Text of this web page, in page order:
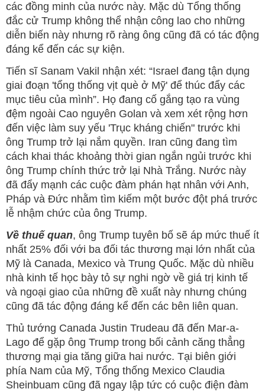
các đồng minh của nước này. Mặc dù Tổng thống
đắc cử Trump không thể nhận công lao cho những
diễn biến này nhưng rõ ràng ông cũng đã có tác động
đáng kể đến các sự kiện.
Tiến sĩ Sanam Vakil nhận xét: “Israel đang tận dụng
giai đoạn 'tổng thống vịt què ở Mỹ' để thúc đẩy các
mục tiêu của mình”. Họ đang cố gắng tạo ra vùng
đệm ngoài Cao nguyên Golan và xem xét rộng hơn
đến việc làm suy yếu 'Trục kháng chiến" trước khi
ông Trump trở lại nắm quyền. Iran cũng đang tìm
cách khai thác khoảng thời gian ngắn ngủi trước khi
ông Trump chính thức trở lại Nhà Trắng. Nước này
đã đẩy mạnh các cuộc đàm phán hạt nhân với Anh,
Pháp và Đức nhằm tìm kiếm một bước đột phá trước
lễ nhậm chức của ông Trump.
Về thuế quan, ông Trump tuyên bố sẽ áp mức thuế ít
nhất 25% đối với ba đối tác thương mại lớn nhất của
Mỹ là Canada, Mexico và Trung Quốc. Mặc dù nhiều
nhà kinh tế học bày tỏ sự nghi ngờ về giá trị kinh tế
và ngoại giao của những đề xuất này nhưng chúng
cũng đã tác động đáng kể đến các bên liên quan.
Thủ tướng Canada Justin Trudeau đã đến Mar-a-
Lago để gặp ông Trump trong bối cảnh căng thẳng
thương mại gia tăng giữa hai nước. Tại biên giới
phía Nam của Mỹ, Tổng thống Mexico Claudia
Sheinbuam cũng đã ngay lập tức có cuộc điện đàm